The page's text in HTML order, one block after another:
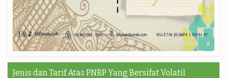
Jenis dan Tarif Atas PNBP Yang Bersifat Volatil